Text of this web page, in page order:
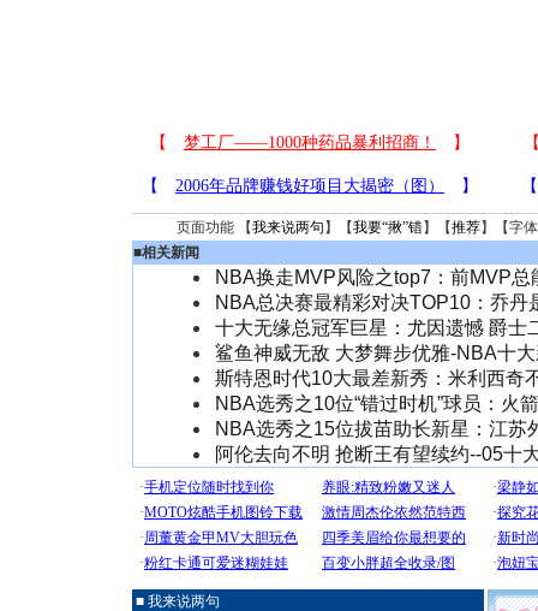
页面功能 【我来说两句 】【我要“揪”错】【推荐】【字
■相关新闻
NBA换走MVP风险之top7：前MVP总
NBA总决赛最精彩对决TOP10：乔丹
十大无缘总冠军巨星：尤因遗憾 爵士
鲨鱼神威无敌 大梦舞步优雅-NBA十
斯特恩时代10大最差新秀：米利西奇
NBA选秀之10位“错过时机”球员：火
NBA选秀之15位拔苗助长新星：江苏
阿伦去向不明 抢断王有望续约--05十
■ 我来说两句